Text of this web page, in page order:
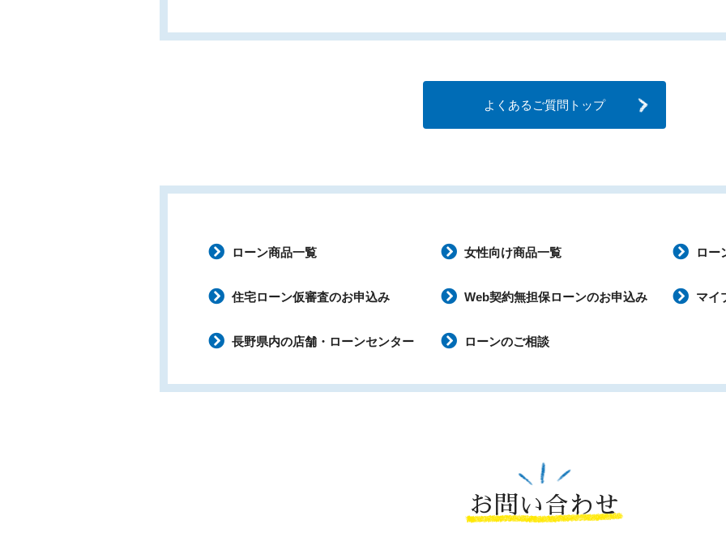
よくあるご質問トップ
ローン商品一覧 女性向け商品一覧 ロー
住宅ローン仮審査のお申込み Web契約無担保ローンのお申込み マイ
長野県内の店舗・ローンセンター ローンのご相談
お問い合わせ